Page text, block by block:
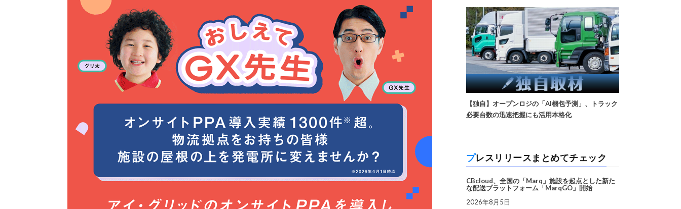
【独自】オープンロジの「AI梱包予測」、トラック
必要台数の迅速把握にも活用本格化
プレスリリースまとめてチェック
CBcloud、全国の「Marq」施設を起点とした新た
な配送プラットフォーム「MarqGO」開始
2026年8月5日